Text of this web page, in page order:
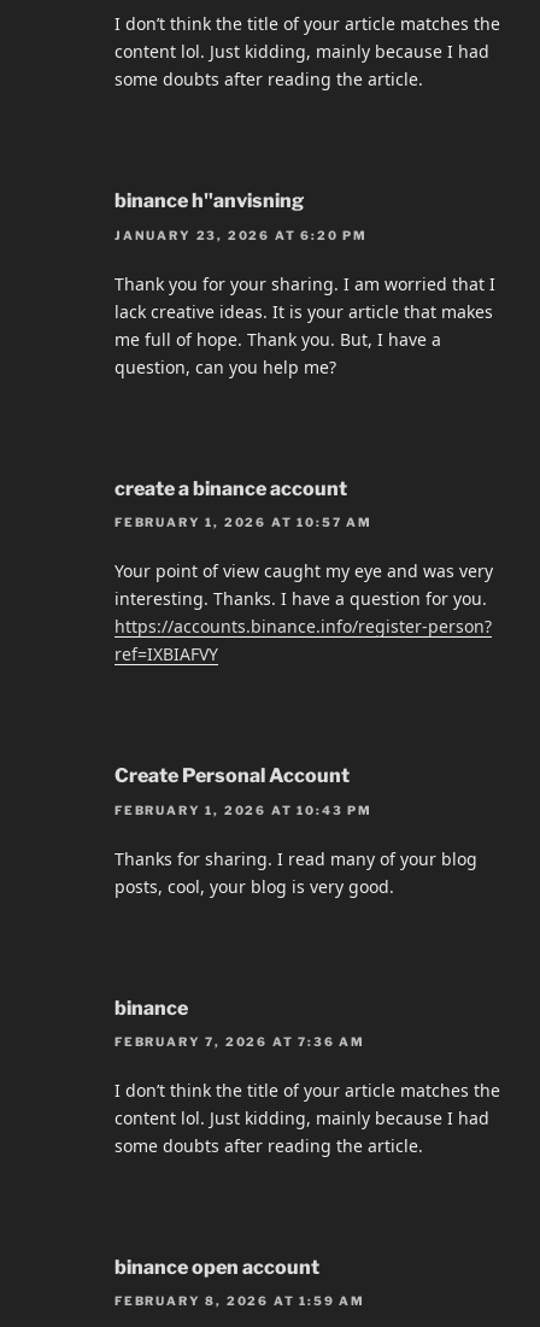
I don’t think the title of your article matches the
content lol. Just kidding, mainly because I had
some doubts after reading the article.
binance h"anvisning
JANUARY 23, 2026 AT 6:20 PM
Thank you for your sharing. I am worried that I
lack creative ideas. It is your article that makes
me full of hope. Thank you. But, I have a
question, can you help me?
create a binance account
FEBRUARY 1, 2026 AT 10:57 AM
Your point of view caught my eye and was very
interesting. Thanks. I have a question for you.
https://accounts.binance.info/register-person?
ref=IXBIAFVY
Create Personal Account
FEBRUARY 1, 2026 AT 10:43 PM
Thanks for sharing. I read many of your blog
posts, cool, your blog is very good.
binance
FEBRUARY 7, 2026 AT 7:36 AM
I don’t think the title of your article matches the
content lol. Just kidding, mainly because I had
some doubts after reading the article.
binance open account
FEBRUARY 8, 2026 AT 1:59 AM